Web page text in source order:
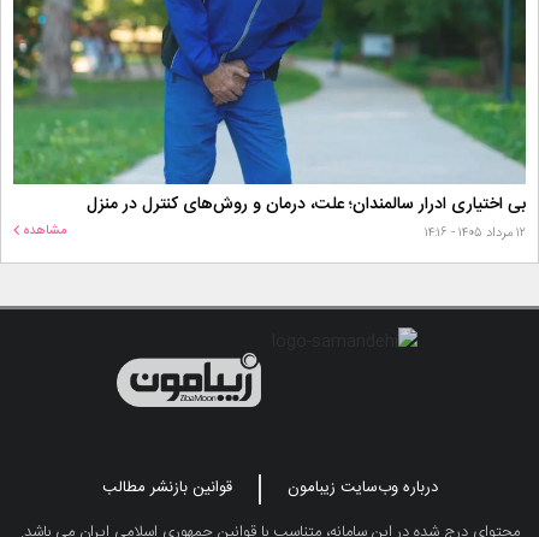
بی اختیاری ادرار سالمندان؛ علت، درمان و روش‌های کنترل در منزل
۱۲ مرداد ۱۴۰۵ - ۱۴:۱۶ مشاهده
درباره وب‌سایت زیبامون
قوانین بازنشر مطالب